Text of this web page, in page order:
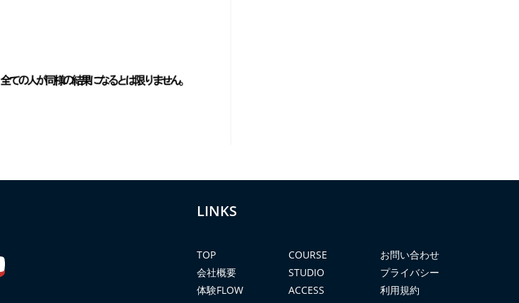
LINKS
TOP
会社概要
体験FLOW
COURSE
STUDIO
ACCESS
お問い合わせ
プライバシー
利用規約